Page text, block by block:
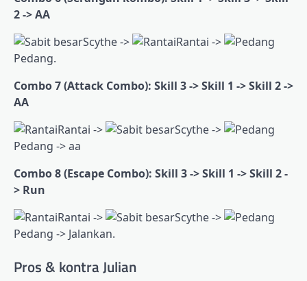
2 -> AA
Scythe ->
Rantai ->
Pedang.
Combo 7 (Attack Combo): Skill 3 -> Skill 1 -> Skill 2 ->
AA
Rantai ->
Scythe ->
Pedang -> aa
Combo 8 (Escape Combo): Skill 3 -> Skill 1 -> Skill 2 -
> Run
Rantai ->
Scythe ->
Pedang -> Jalankan.
Pros & kontra Julian